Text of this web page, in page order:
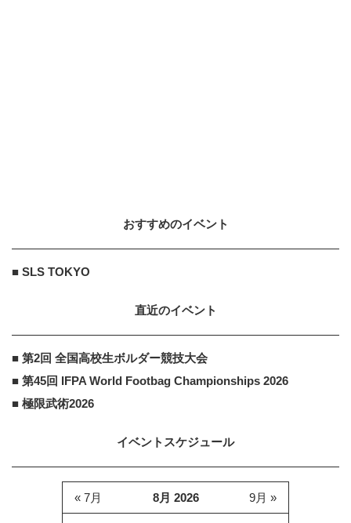
おすすめのイベント
■ SLS TOKYO
直近のイベント
■ 第2回 全国高校生ボルダー競技大会
■ 第45回 IFPA World Footbag Championships 2026
■ 極限武術2026
イベントスケジュール
8月 2026
« 7月 9月 »